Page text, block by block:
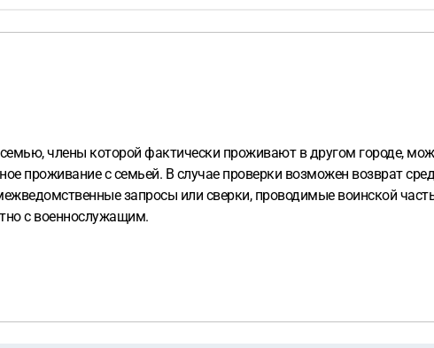
члены которой фактически проживают в другом городе,
проживание с семьей. В случае проверки возможен возврат
запросы или сверки, проводимые воинской
с военнослужащим.